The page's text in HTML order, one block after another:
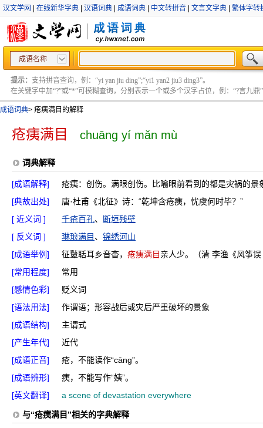
汉文学网 在线新华字典 汉语词典 成语词典 中文转拼音 文言文字典 繁体字转
成语名称
提示： 支持拼音查询，例：“yi yan jiu ding”;“yi1 yan2 jiu3 ding3”。
在关键字中加“?”或“*”可模糊查询，分别表示一个或多个汉字占位，例：“?言九鼎”
成语词典> 疮痍满目的解释
疮痍满目 chuāng yí mǎn mù
词典解释
[成语解释]
疮痍：创伤。满眼创伤。比喻眼前看到的都是灾祸的景
[典故出处]
唐·杜甫《北征》诗：“乾坤含疮痍，忧虞何时毕？”
[ 近义词 ]
千疮百孔、
断垣残壁
[ 反义词 ]
琳琅满目 、 锦绣河山
[成语举例]
征鼙聒耳乡音杳， 疮痍满目 亲人少。（清 李渔《风筝
[常用程度]
常用
[感情色彩]
贬义词
[语法用法]
作谓语；形容战后或灾后严重破坏的景象
[成语结构]
主谓式
[产生年代]
近代
[成语正音]
疮，不能读作“cānɡ”。
[成语辨形]
痍，不能写作“姨”。
[英文翻译]
a scene of devastation everywhere
与“疮痍满目”相关的字典解释